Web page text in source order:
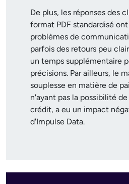
De plus, les réponses des
format PDF standardisé
problèmes de
parfois des retours peu
un temps supplémentaire
précisions. Par ailleurs, le
souplesse en matière de
n'ayant pas la possibilité
crédit, a eu un impact
d'Impulse Data.